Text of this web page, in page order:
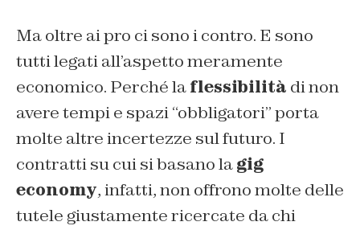
Ma oltre ai pro ci sono i contro. E sono
tutti legati all’aspetto meramente
economico. Perché laflessibilità di non
avere tempi e spazi “obbligatori” porta
molte altre incertezze sul futuro. I
contratti su cui si basano lagig
economy, infatti, non offrono molte delle
tutele giustamente ricercate da chi